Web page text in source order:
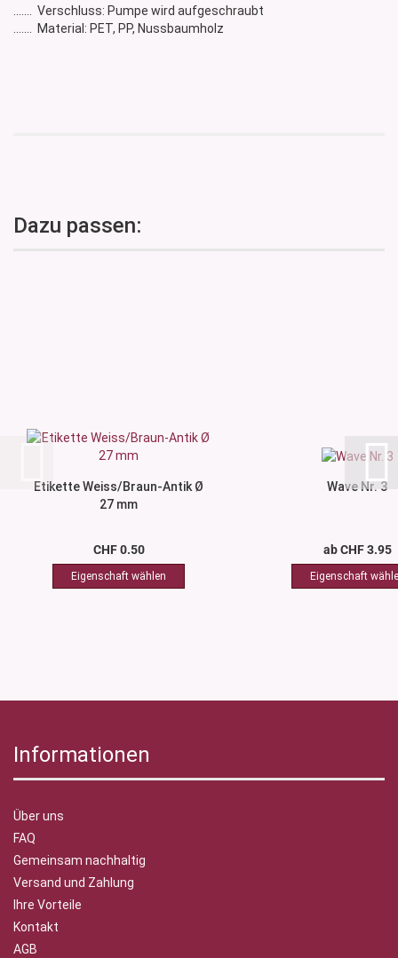
....... Verschluss: Pumpe wird aufgeschraubt
....... Material: PET, PP, Nussbaumholz
Dazu passen:
Etikette Weiss/Braun-Antik Ø
27 mm
CHF 0.50
Wave Nr. 3
ab CHF 3.95
Informationen
Über uns
FAQ
Gemeinsam nachhaltig
Versand und Zahlung
Ihre Vorteile
Kontakt
AGB